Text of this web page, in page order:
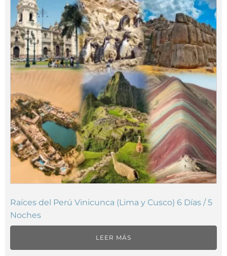
Raíces del Perú Vinicunca (Lima y Cusco) 6 Días / 5
Noches
LEER MÁS